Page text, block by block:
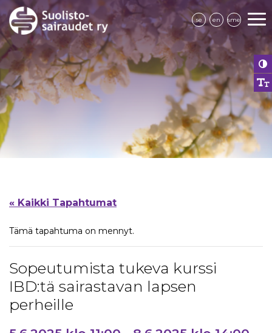
se en sme
« Kaikki Tapahtumat
Tämä tapahtuma on mennyt.
Sopeutumista tukeva kurssi
IBD:tä sairastavan lapsen
perheille